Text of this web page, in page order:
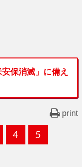
保消滅」に備え
print
,
固
4 ,
固
5